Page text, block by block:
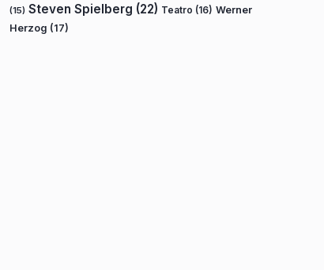
(15) Steven Spielberg (22) Teatro (16) Werner
Herzog (17)